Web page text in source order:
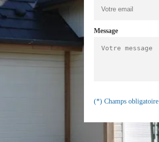
Message
(*) Champs obligatoire